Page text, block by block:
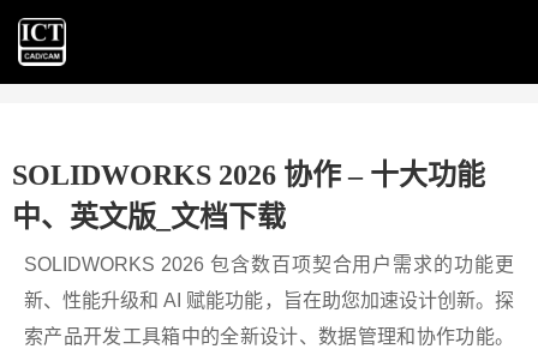
SOLIDWORKS 2026 协作 – 十大功能
中、英文版_文档下载
SOLIDWORKS 2026 包含数百项契合用户需求的功能更
新、性能升级和 AI 赋能功能，旨在助您加速设计创新。探
索产品开发工具箱中的全新设计、数据管理和协作功能。